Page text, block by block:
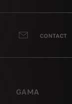
CONTACT
GAMA